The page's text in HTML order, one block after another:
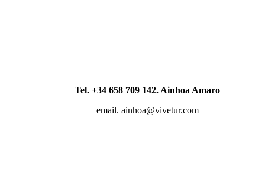
Tel. +34 658 709 142. Ainhoa Amaro
email. ainhoa@vivetur.com